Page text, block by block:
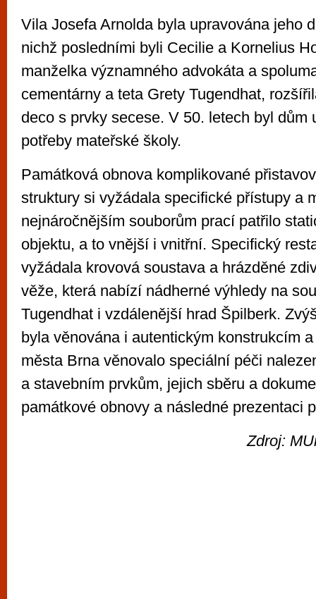
Vila Josefa Arnolda byla upravována jeho
nichž posledními byli Cecilie a Kornelius
manželka významného advokáta a
cementárny a teta Grety Tugendhat,
deco s prvky secese. V 50. letech byl dům
potřeby mateřské školy.
Památková obnova komplikované
struktury si vyžádala specifické přístupy a
nejnáročnějším souborům prací patřilo
objektu, a to vnější i vnitřní. Specifický
vyžádala krovová soustava a hrázděné
věže, která nabízí nádherné výhledy na
Tugendhat i vzdálenější hrad Špilberk.
byla věnována i autentickým konstrukcím
města Brna věnovalo speciální péči
a stavebním prvkům, jejich sběru a
památkové obnovy a následné prezentaci
Zdroj: